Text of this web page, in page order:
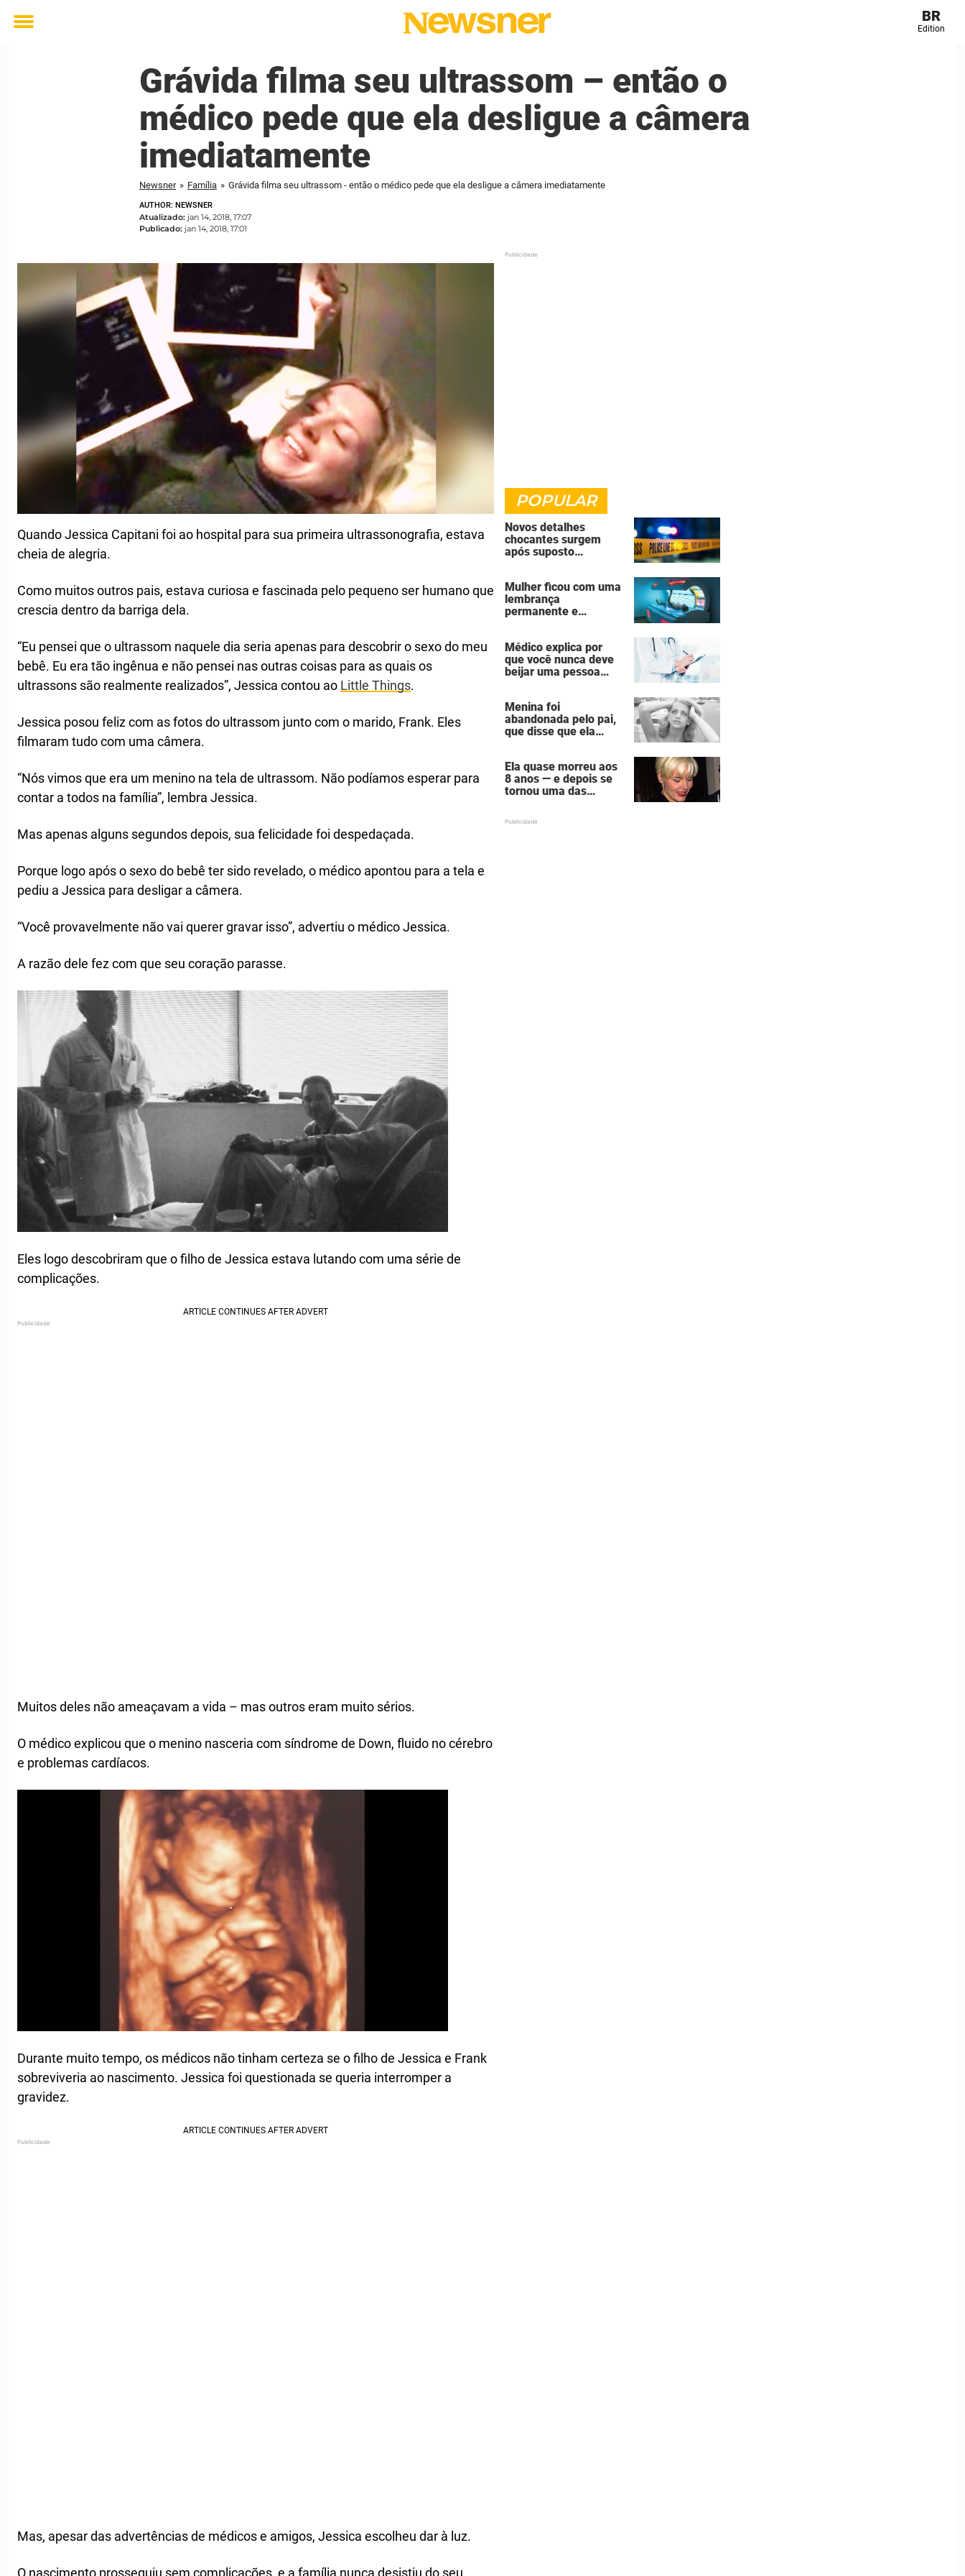
Toggle
BR
Edition
Grávida filma seu ultrassom – então o
médico pede que ela desligue a câmera
imediatamente
Newsner » Família » Grávida filma seu ultrassom - então o médico pede que ela desligue a câmera imediatamente
AUTHOR: NEWSNER
Atualizado: jan 14, 2018, 17:07
Publicado: jan 14, 2018, 17:01
Quando Jessica Capitani foi ao hospital para sua primeira ultrassonografia, estava
cheia de alegria.
Como muitos outros pais, estava curiosa e fascinada pelo pequeno ser humano que
crescia dentro da barriga dela.
“Eu pensei que o ultrassom naquele dia seria apenas para descobrir o sexo do meu
bebê. Eu era tão ingênua e não pensei nas outras coisas para as quais os
ultrassons são realmente realizados”, Jessica contou ao Little Things.
Jessica posou feliz com as fotos do ultrassom junto com o marido, Frank. Eles
filmaram tudo com uma câmera.
“Nós vimos que era um menino na tela de ultrassom. Não podíamos esperar para
contar a todos na família”, lembra Jessica.
Mas apenas alguns segundos depois, sua felicidade foi despedaçada.
Porque logo após o sexo do bebê ter sido revelado, o médico apontou para a tela e
pediu a Jessica para desligar a câmera.
“Você provavelmente não vai querer gravar isso”, advertiu o médico Jessica.
A razão dele fez com que seu coração parasse.
Eles logo descobriram que o filho de Jessica estava lutando com uma série de
complicações.
Muitos deles não ameaçavam a vida – mas outros eram muito sérios.
O médico explicou que o menino nasceria com síndrome de Down, fluido no cérebro
e problemas cardíacos.
Durante muito tempo, os médicos não tinham certeza se o filho de Jessica e Frank
sobreviveria ao nascimento. Jessica foi questionada se queria interromper a
gravidez.
Mas, apesar das advertências de médicos e amigos, Jessica escolheu dar à luz.
O nascimento prosseguiu sem complicações, e a família nunca desistiu do seu
POPULAR
Novos detalhes
chocantes surgem
após suposto
por homem que matou
a família de 7 pessoas
Mulher ficou com uma
lembrança
permanente e
bronzeamento
Médico explica por
que você nunca deve
beijar uma pessoa
Menina foi
abandonada pelo pai,
que disse que ela
atriz famosa
Ela quase morreu aos
8 anos — e depois se
tornou uma das
Hollywood